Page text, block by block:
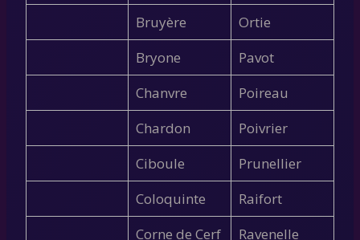
Bruyère
Ortie
Bryone
Pavot
Chanvre
Poireau
Chardon
Poivrier
Ciboule
Prunellier
Coloquinte
Raifort
Corne de Cerf
Ravenelle